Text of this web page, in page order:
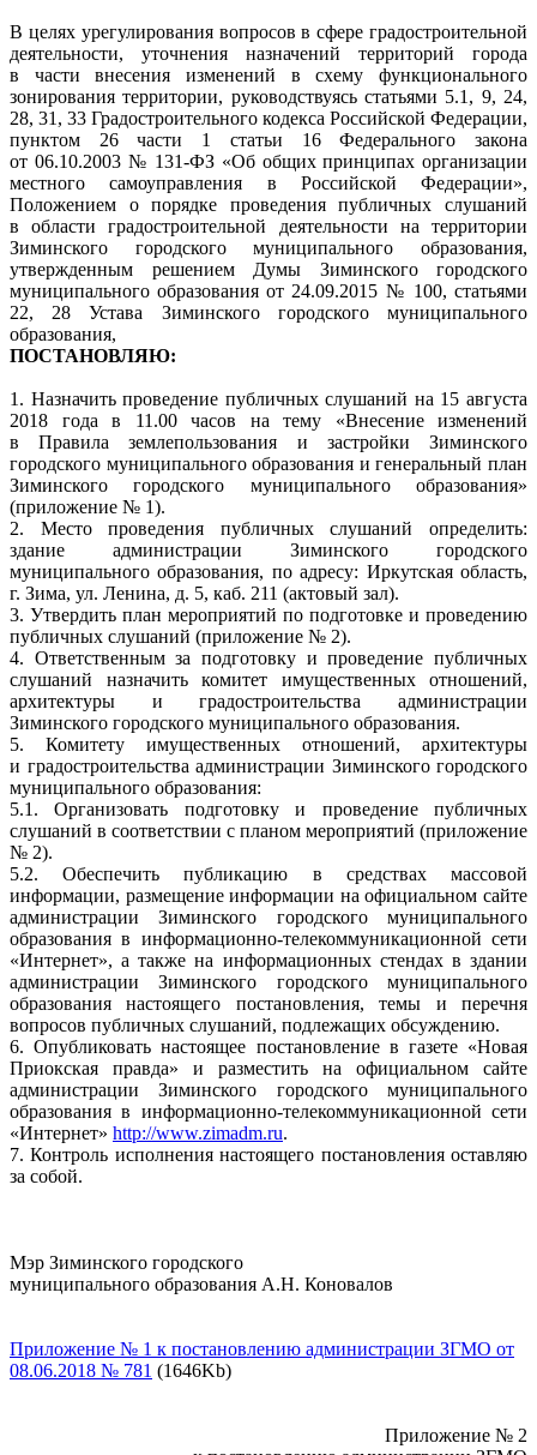
В целях урегулирования вопросов в сфере градостроительной
деятельности, уточнения назначений территорий города
в части внесения изменений в схему функционального
зонирования территории, руководствуясь статьями 5.1, 9, 24,
28, 31, 33 Градостроительного кодекса Российской Федерации,
пунктом 26 части 1 статьи 16 Федерального закона
от 06.10.2003 № 131-ФЗ «Об общих принципах организации
местного самоуправления в Российской Федерации»,
Положением о порядке проведения публичных слушаний
в области градостроительной деятельности на территории
Зиминского городского муниципального образования,
утвержденным решением Думы Зиминского городского
муниципального образования от 24.09.2015 № 100, статьями
22, 28 Устава Зиминского городского муниципального
образования,
ПОСТАНОВЛЯЮ:
1. Назначить проведение публичных слушаний на 15 августа
2018 года в 11.00 часов на тему «Внесение изменений
в Правила землепользования и застройки Зиминского
городского муниципального образования и генеральный план
Зиминского городского муниципального образования»
(приложение № 1).
2. Место проведения публичных слушаний определить:
здание администрации Зиминского городского
муниципального образования, по адресу: Иркутская область,
г. Зима, ул. Ленина, д. 5, каб. 211 (актовый зал).
3. Утвердить план мероприятий по подготовке и проведению
публичных слушаний (приложение № 2).
4. Ответственным за подготовку и проведение публичных
слушаний назначить комитет имущественных отношений,
архитектуры и градостроительства администрации
Зиминского городского муниципального образования.
5. Комитету имущественных отношений, архитектуры
и градостроительства администрации Зиминского городского
муниципального образования:
5.1. Организовать подготовку и проведение публичных
слушаний в соответствии с планом мероприятий (приложение
№ 2).
5.2. Обеспечить публикацию в средствах массовой
информации, размещение информации на официальном сайте
администрации Зиминского городского муниципального
образования в информационно-телекоммуникационной сети
«Интернет», а также на информационных стендах в здании
администрации Зиминского городского муниципального
образования настоящего постановления, темы и перечня
вопросов публичных слушаний, подлежащих обсуждению.
6. Опубликовать настоящее постановление в газете «Новая
Приокская правда» и разместить на официальном сайте
администрации Зиминского городского муниципального
образования в информационно-телекоммуникационной сети
«Интернет» http://www.zimadm.ru.
7. Контроль исполнения настоящего постановления оставляю
за собой.
Мэр Зиминского городского
муниципального образования А.Н. Коновалов
Приложение № 1 к постановлению администрации ЗГМО от
08.06.2018 № 781 (1646Kb)
Приложение № 2